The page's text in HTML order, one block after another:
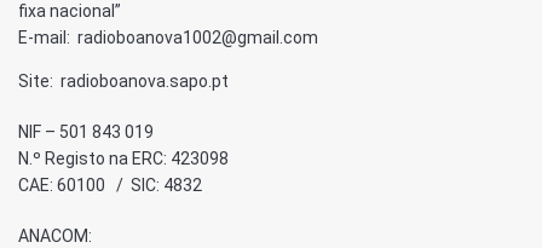
fixa nacional”
E-mail: radioboanova1002@gmail.com
Site: radioboanova.sapo.pt
NIF – 501 843 019
N.º Registo na ERC: 423098
CAE: 60100 / SIC: 4832
ANACOM: